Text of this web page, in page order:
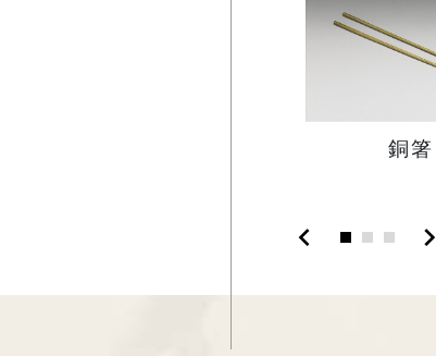
銅箸
chevron_left chevron_right